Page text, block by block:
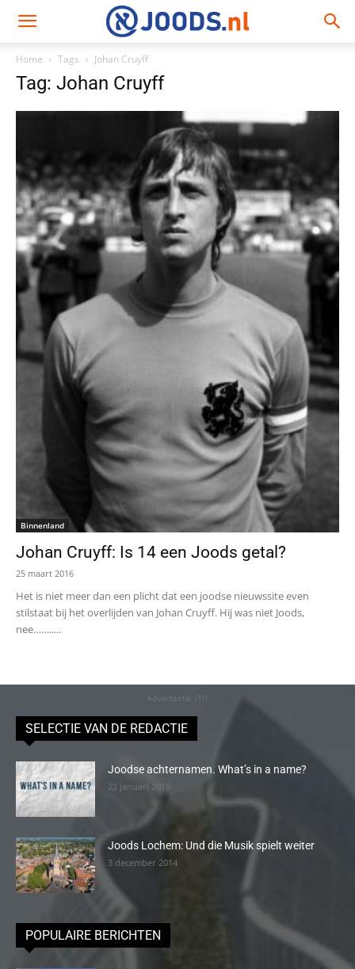
Home Tags Johan Cruyff
Tag: Johan Cruyff
Binnenland
Johan Cruyff: Is 14 een Joods getal?
25 maart 2016
Het is niet meer dan een plicht dat een joodse nieuwssite even
stilstaat bij het overlijden van Johan Cruyff. Hij was niet Joods,
nee…….....
Advertentie (11)
SELECTIE VAN DE REDACTIE
Joodse achternamen. What’s in a name?
22 januari 2016
Joods Lochem: Und die Musik spielt weiter
3 december 2014
POPULAIRE BERICHTEN